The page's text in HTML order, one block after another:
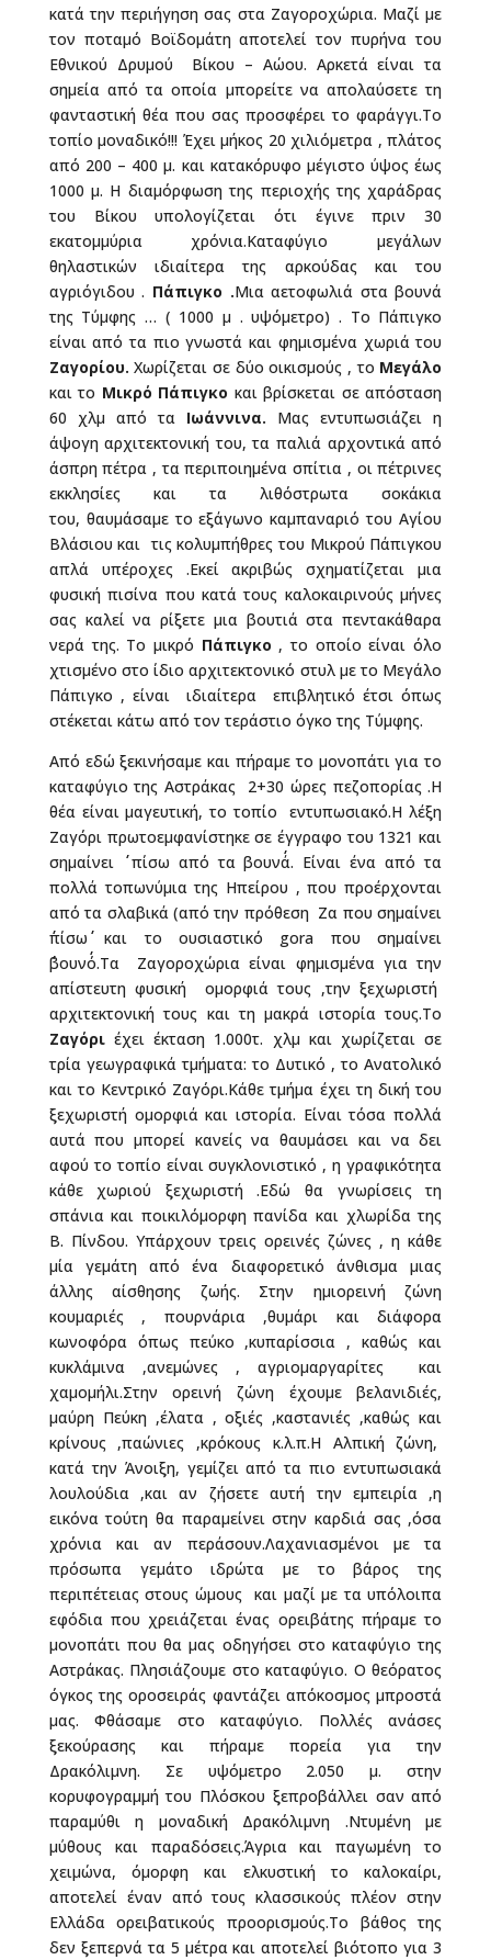
κατά την περιήγηση σας στα Ζαγοροχώρια. Μαζί με
τον ποταμό Βοϊδομάτη αποτελεί τον πυρήνα του
Εθνικού Δρυμού Βίκου – Αώου. Αρκετά είναι τα
σημεία από τα οποία μπορείτε να απολαύσετε τη
φανταστική θέα που σας προσφέρει το φαράγγι.Το
τοπίο μοναδικό!!! Έχει μήκος 20 χιλιόμετρα , πλάτος
από 200 – 400 μ. και κατακόρυφο μέγιστο ύψος έως
1000 μ. Η διαμόρφωση της περιοχής της χαράδρας
του Βίκου υπολογίζεται ότι έγινε πριν 30
εκατομμύρια χρόνια.Καταφύγιο μεγάλων
θηλαστικών ιδιαίτερα της αρκούδας και του
αγριόγιδου . Πάπιγκο .Μια αετοφωλιά στα βουνά
της Τύμφης … ( 1000 μ . υψόμετρο) . Το Πάπιγκο
είναι από τα πιο γνωστά και φημισμένα χωριά του
Ζαγορίου.Χωρίζεται σε δύο οικισμούς , το Μεγάλο
και το Μικρό Πάπιγκο και βρίσκεται σε απόσταση
60 χλμ από τα Ιωάννινα. Μας εντυπωσιάζει η
άψογη αρχιτεκτονική του, τα παλιά αρχοντικά από
άσπρη πέτρα , τα περιποιημένα σπίτια , οι πέτρινες
εκκλησίες και τα λιθόστρωτα σοκάκια
του, θαυμάσαμε το εξάγωνο καμπαναριό του Αγίου
Βλάσιου και τις κολυμπήθρες του Μικρού Πάπιγκου
απλά υπέροχες .Εκεί ακριβώς σχηματίζεται μια
φυσική πισίνα που κατά τους καλοκαιρινούς μήνες
σας καλεί να ρίξετε μια βουτιά στα πεντακάθαρα
νερά της. Το μικρό Πάπιγκο , το οποίο είναι όλο
χτισμένο στο ίδιο αρχιτεκτονικό στυλ με το Μεγάλο
Πάπιγκο , είναι ιδιαίτερα επιβλητικό έτσι όπως
στέκεται κάτω από τον τεράστιο όγκο της Τύμφης.
Από εδώ ξεκινήσαμε και πήραμε το μονοπάτι για το
καταφύγιο της Αστράκας 2+30 ώρες πεζοπορίας .Η
θέα είναι μαγευτική, το τοπίο εντυπωσιακό.Η λέξη
Ζαγόρι πρωτοεμφανίστηκε σε έγγραφο του 1321 και
σημαίνει ΄΄ πίσω από τα βουνά΄΄. Είναι ένα από τα
πολλά τοπωνύμια της Ηπείρου , που προέρχονται
από τα σλαβικά (από την πρόθεση Ζα που σημαίνει
΄΄πίσω΄΄ και το ουσιαστικό gora που σημαίνει
΄΄βουνό΄΄.Τα Ζαγοροχώρια είναι φημισμένα για την
απίστευτη φυσική ομορφιά τους ,την ξεχωριστή
αρχιτεκτονική τους και τη μακρά ιστορία τους.Το
Ζαγόρι έχει έκταση 1.000τ. χλμ και χωρίζεται σε
τρία γεωγραφικά τμήματα: το Δυτικό , το Ανατολικό
και το Κεντρικό Ζαγόρι.Κάθε τμήμα έχει τη δική του
ξεχωριστή ομορφιά και ιστορία. Είναι τόσα πολλά
αυτά που μπορεί κανείς να θαυμάσει και να δει
αφού το τοπίο είναι συγκλονιστικό , η γραφικότητα
κάθε χωριού ξεχωριστή .Εδώ θα γνωρίσεις τη
σπάνια και ποικιλόμορφη πανίδα και χλωρίδα της
Β. Πίνδου. Υπάρχουν τρεις ορεινές ζώνες , η κάθε
μία γεμάτη από ένα διαφορετικό άνθισμα μιας
άλλης αίσθησης ζωής. Στην ημιορεινή ζώνη
κουμαριές , πουρνάρια ,θυμάρι και διάφορα
κωνοφόρα όπως πεύκο ,κυπαρίσσια , καθώς και
κυκλάμινα ,ανεμώνες , αγριομαργαρίτες και
χαμομήλι.Στην ορεινή ζώνη έχουμε βελανιδιές,
μαύρη Πεύκη ,έλατα , οξιές ,καστανιές ,καθώς και
κρίνους ,παώνιες ,κρόκους κ.λ.π.Η Αλπική ζώνη,
κατά την Άνοιξη, γεμίζει από τα πιο εντυπωσιακά
λουλούδια ,και αν ζήσετε αυτή την εμπειρία ,η
εικόνα τούτη θα παραμείνει στην καρδιά σας ,όσα
χρόνια και αν περάσουν.Λαχανιασμένοι με τα
πρόσωπα γεμάτο ιδρώτα με το βάρος της
περιπέτειας στους ώμους και μαζί με τα υπόλοιπα
εφόδια που χρειάζεται ένας ορειβάτης πήραμε το
μονοπάτι που θα μας οδηγήσει στο καταφύγιο της
Αστράκας. Πλησιάζουμε στο καταφύγιο. Ο θεόρατος
όγκος της οροσειράς φαντάζει απόκοσμος μπροστά
μας. Φθάσαμε στο καταφύγιο. Πολλές ανάσες
ξεκούρασης και πήραμε πορεία για την
Δρακόλιμνη. Σε υψόμετρο 2.050 μ. στην
κορυφογραμμή του Πλόσκου ξεπροβάλλει σαν από
παραμύθι η μοναδική Δρακόλιμνη .Ντυμένη με
μύθους και παραδόσεις.Άγρια και παγωμένη το
χειμώνα, όμορφη και ελκυστική το καλοκαίρι,
αποτελεί έναν από τους κλασσικούς πλέον στην
Ελλάδα ορειβατικούς προορισμούς.Το βάθος της
δεν ξεπερνά τα 5 μέτρα και αποτελεί βιότοπο για 3